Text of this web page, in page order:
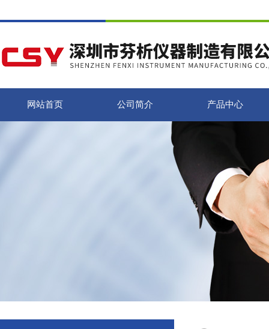
网站首页 公司简介 产品中心